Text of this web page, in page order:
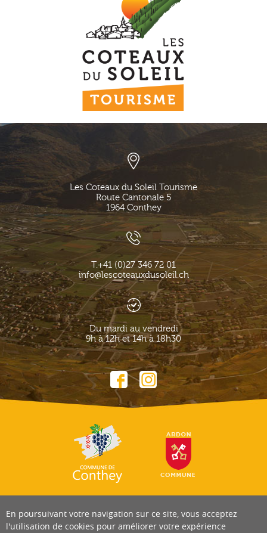
Les Coteaux du Soleil Tourisme
Route Cantonale 5
1964 Conthey
T.+41 (0)27 346 72 01
info@lescoteauxdusoleil.ch
Du mardi au vendredi
9h à 12h et 14h à 18h30
En poursuivant votre navigation sur ce site, vous acceptez
l'utilisation de cookies pour améliorer votre expérience